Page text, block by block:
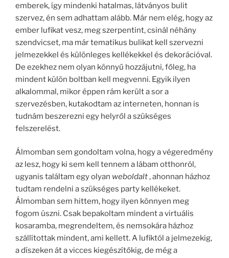
emberek, így mindenki hatalmas, látványos bulit
szervez, én sem adhattam alább. Már nem elég, hogy az
ember lufikat vesz, meg szerpentint, csinál néhány
szendvicset, ma már tematikus bulikat kell szervezni
jelmezekkel és különleges kellékekkel és dekorációval.
De ezekhez nem olyan könnyű hozzájutni, főleg, ha
mindent külön boltban kell megvenni. Egyik ilyen
alkalommal, mikor éppen rám került a sor a
szervezésben, kutakodtam az interneten, honnan is
tudnám beszerezni egy helyről a szükséges
felszerelést.
Álmomban sem gondoltam volna, hogy a végeredmény
az lesz, hogy ki sem kell tennem a lábam otthonról,
ugyanis találtam egy olyan weboldalt, ahonnan házhoz
tudtam rendelni a szükséges party kellékeket.
Álmomban sem hittem, hogy ilyen könnyen meg
fogom úszni. Csak bepakoltam mindent a virtuális
kosaramba, megrendeltem, és nemsokára házhoz
szállítottak mindent, ami kellett. A lufiktól a jelmezekig,
a díszeken át a vicces kiegészítőkig, de még a